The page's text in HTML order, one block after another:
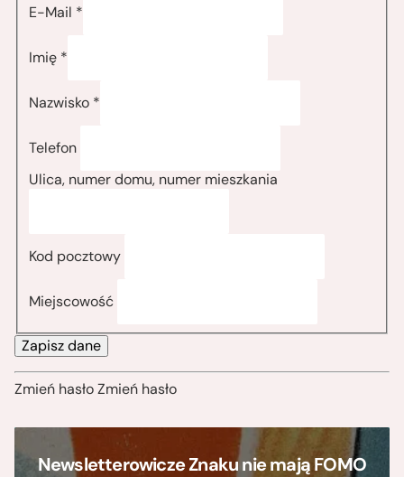
E-Mail *
Imię *
Nazwisko *
Telefon
Ulica, numer domu, numer mieszkania
Kod pocztowy
Miejscowość
Zapisz dane
Zmień hasłoZmień hasło
Newsletterowicze Znaku nie mają FOMO